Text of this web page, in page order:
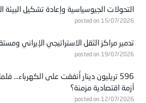
التحولات الجيوسياسية وإعادة تشكيل البيئة
posted on 15/07/2026
تدمير مراكز الثقل الاستراتيجي الإيراني
posted on 19/07/2026
596 تريليون دينار أُنفقت على الكهرباء…
أزمة اقتصادية مزمنة؟
posted on 12/07/2026